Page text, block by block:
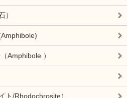
）
Amphibole ）
ト/Rhodochrosite）